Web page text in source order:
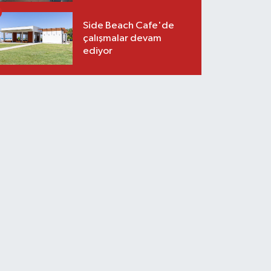
Side Beach Cafe'de
çalışmalar devam
ediyor